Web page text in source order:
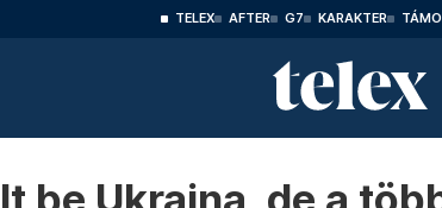
TELEX AFTER G7 KARAKTER